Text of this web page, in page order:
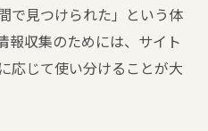
で見つけられた」という体
報収集のためには、サイト
応じて使い分けることが大